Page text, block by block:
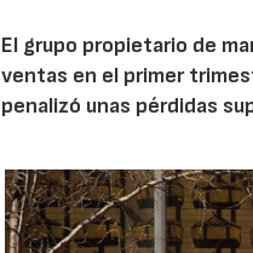
El grupo propietario de
ventas en el primer
penalizó unas pérdidas